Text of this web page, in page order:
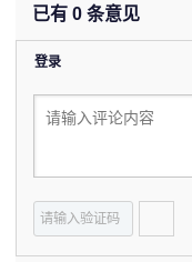
已有 0 条意见
登录